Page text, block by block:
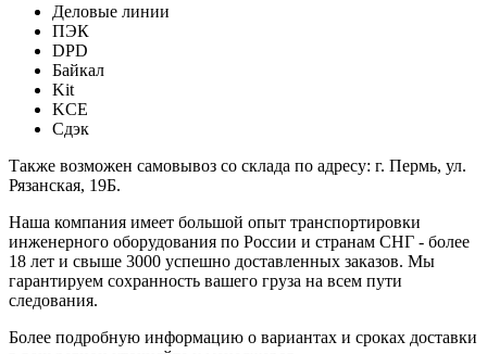
Деловые линии
ПЭК
DPD
Байкал
Kit
KCE
Сдэк
Также возможен самовывоз со склада по адресу: г. Пермь, ул.
Рязанская, 19Б.
Наша компания имеет большой опыт транспортировки
инженерного оборудования по России и странам СНГ - более
18 лет и свыше 3000 успешно доставленных заказов. Мы
гарантируем сохранность вашего груза на всем пути
следования.
Более подробную информацию о вариантах и сроках доставки